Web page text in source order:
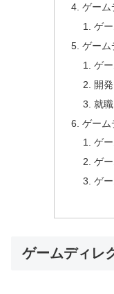
ゲーム
ゲ
ゲーム
ゲ
開
就
ゲーム
ゲ
ゲ
ゲ
ゲームディレ